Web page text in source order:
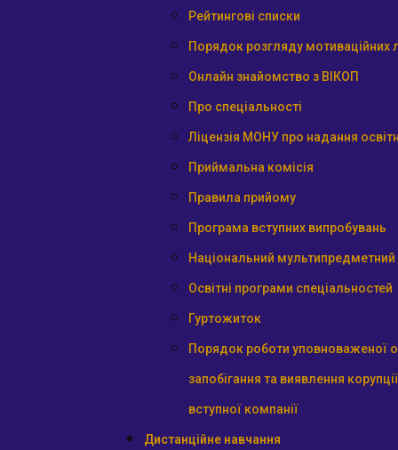
Рейтингові списки
Порядок розгляду мотиваційних
Онлайн знайомство з ВІКОП
Про спеціальності
Ліцензія МОНУ про надання
Приймальна комісія
Правила прийому
Програма вступних випробувань
Національний
Освітні програми спеціальностей
Гуртожиток
Порядок роботи уповноваженої
запобігання та виявлення
вступної компанії
Дистанційне навчання